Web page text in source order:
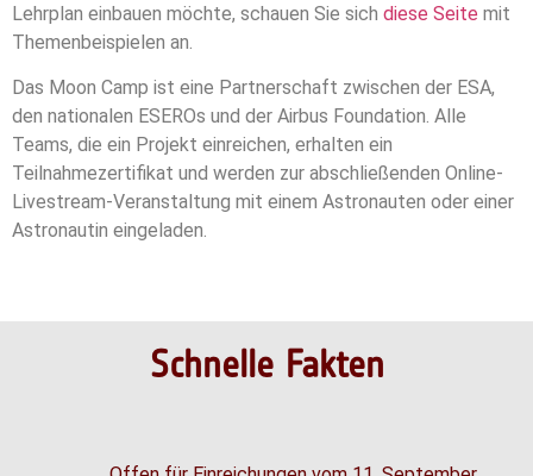
Lehrplan einbauen möchte, schauen Sie sich diese Seite mit
Themenbeispielen an.
Das Moon Camp ist eine Partnerschaft zwischen der ESA,
den nationalen ESEROs und der Airbus Foundation. Alle
Teams, die ein Projekt einreichen, erhalten ein
Teilnahmezertifikat und werden zur abschließenden Online-
Livestream-Veranstaltung mit einem Astronauten oder einer
Astronautin eingeladen.
Schnelle Fakten